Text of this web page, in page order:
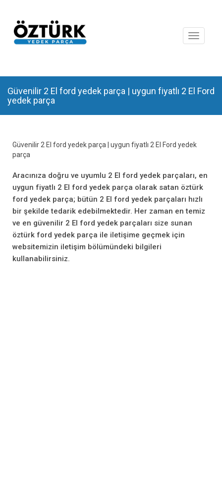
Toggle
Güvenilir 2 El ford yedek parça | uygun fiyatlı 2 El Ford
yedek parça
Güvenilir 2 El ford yedek parça | uygun fiyatlı 2 El Ford yedek
parça
Aracınıza doğru ve uyumlu 2 El ford yedek parçaları, en
uygun fiyatlı 2 El ford yedek parça olarak satan öztürk
ford yedek parça; bütün 2 El ford yedek parçaları hızlı
bir şekilde tedarik edebilmektedir. Her zaman en temiz
ve en güvenilir 2 El ford yedek parçaları size sunan
öztürk ford yedek parça ile iletişime geçmek için
websitemizin iletişim bölümündeki bilgileri
kullanabilirsiniz.